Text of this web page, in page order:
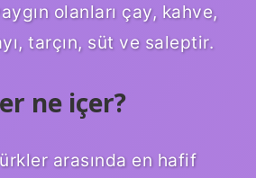
olanları çay, kahve,
tarçın, süt ve saleptir.
ne içer?
arasında en hafif